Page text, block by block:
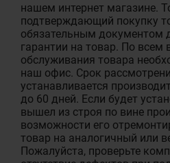
нашем интернет магазине.
подтверждающий покупку
обязательным документом
гарантии на товар. По всем
обслуживания товара
наш офис. Срок
устанавливается
до 60 дней. Если будет
вышел из строя по вине
возможности его
товар на аналогичный или
Пожалуйста, проверьте